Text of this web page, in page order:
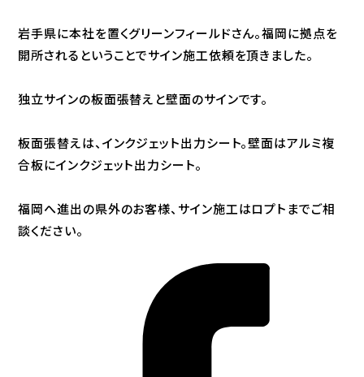
岩手県に本社を置くグリーンフィールドさん。福岡に拠点を
開所されるということでサイン施工依頼を頂きました。
独立サインの板面張替えと壁面のサインです。
板面張替えは、インクジェット出力シート。壁面はアルミ複
合板にインクジェット出力シート。
福岡へ進出の県外のお客様、サイン施工はロプトまでご相
談ください。